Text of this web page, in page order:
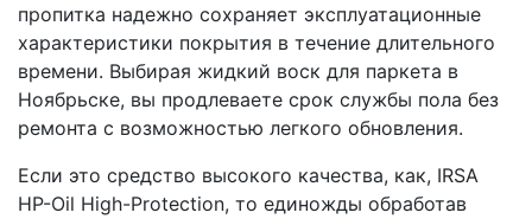
пропитка надежно сохраняет эксплуатационные
характеристики покрытия в течение длительного
времени. Выбирая жидкий воск для паркета в
Ноябрьске, вы продлеваете срок службы пола без
ремонта с возможностью легкого обновления.
Если это средство высокого качества, как, IRSA
HP-Oil High-Protection, то единожды обработав